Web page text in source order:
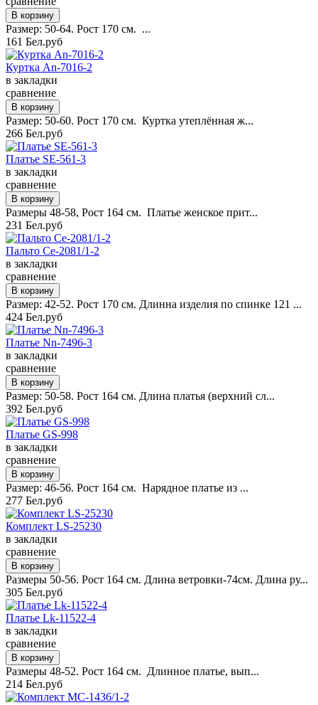
Размер: 50-64. Рост 170 см. ...
161 Бел.руб
Куртка An-7016-2
в закладки
сравнение
Размер: 50-60. Рост 170 см. Куртка утеплённая ж...
266 Бел.руб
Платье SE-561-3
в закладки
сравнение
Размеры 48-58, Рост 164 см. Платье женское прит...
231 Бел.руб
Пальто Ce-2081/1-2
в закладки
сравнение
Размер: 42-52. Рост 170 см. Длинна изделия по спинке 121 ...
424 Бел.руб
Платье Nn-7496-3
в закладки
сравнение
Размер: 50-58. Рост 164 см. Длина платья (верхний сл...
392 Бел.руб
Платье GS-998
в закладки
сравнение
Размер: 46-56. Рост 164 см. Нарядное платье из ...
277 Бел.руб
Комплект LS-25230
в закладки
сравнение
Размеры 50-56. Рост 164 см. Длина ветровки-74см. Длина ру...
305 Бел.руб
Платье Lk-11522-4
в закладки
сравнение
Размеры 48-52. Рост 164 см. Длинное платье, вып...
214 Бел.руб